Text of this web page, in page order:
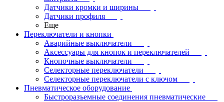
Датчики кромки и ширины
Датчики профиля
Еще
Переключатели и кнопки
Аварийные выключатели
Аксессуары для кнопок и переключателей
Кнопочные выключатели
Селекторные переключатели
Селекторные переключатели с ключом
Пневматическое оборудование
Быстроразъемные соединения пневматические